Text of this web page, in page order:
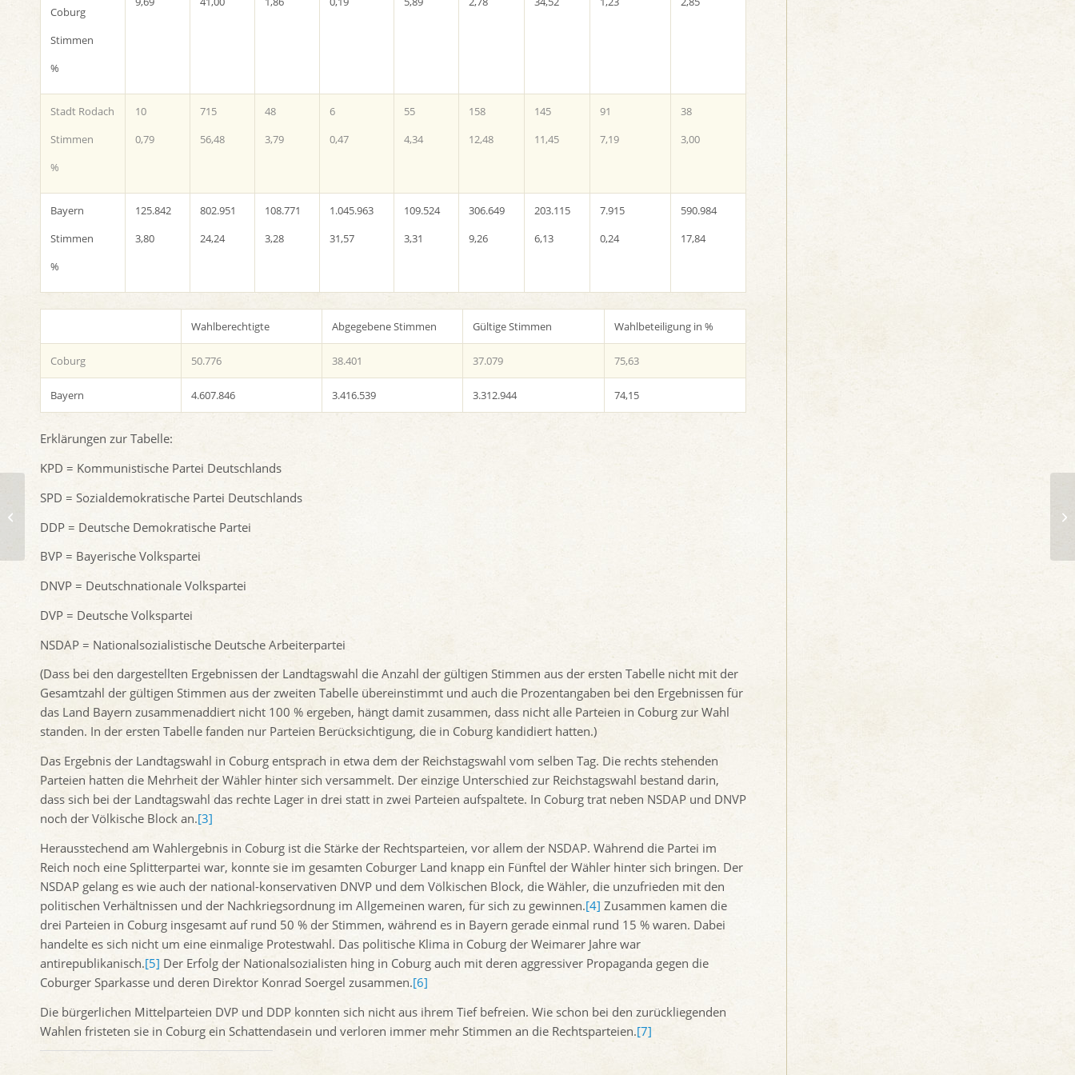
Coburg
Stimmen
%
Stadt Rodach
Stimmen
%
10
0,79
715
56,48
48
3,79
6
0,47
55
4,34
158
12,48
145
11,45
91
7,19
38
3,00
Bayern
Stimmen
%
125.842
3,80
802.951
24,24
108.771
3,28
1.045.963
31,57
109.524
3,31
306.649
9,26
203.115
6,13
7.915
0,24
590.984
17,84
Wahlberechtigte Abgegebene Stimmen Gültige Stimmen Wahlbeteiligung in %
Coburg 50.776 38.401 37.079 75,63
Bayern 4.607.846 3.416.539 3.312.944 74,15
Erklärungen zur Tabelle:
KPD = Kommunistische Partei Deutschlands
SPD = Sozialdemokratische Partei Deutschlands
DDP = Deutsche Demokratische Partei
BVP = Bayerische Volkspartei
DNVP = Deutschnationale Volkspartei
DVP = Deutsche Volkspartei
NSDAP = Nationalsozialistische Deutsche Arbeiterpartei
(Dass bei den dargestellten Ergebnissen der Landtagswahl die Anzahl der gültigen Stimmen aus der ersten Tabelle nicht mit der
Gesamtzahl der gültigen Stimmen aus der zweiten Tabelle übereinstimmt und auch die Prozentangaben bei den Ergebnissen für
das Land Bayern zusammenaddiert nicht 100 % ergeben, hängt damit zusammen, dass nicht alle Parteien in Coburg zur Wahl
standen. In der ersten Tabelle fanden nur Parteien Berücksichtigung, die in Coburg kandidiert hatten.)
Das Ergebnis der Landtagswahl in Coburg entsprach in etwa dem der Reichstagswahl vom selben Tag. Die rechts stehenden
Parteien hatten die Mehrheit der Wähler hinter sich versammelt. Der einzige Unterschied zur Reichstagswahl bestand darin,
dass sich bei der Landtagswahl das rechte Lager in drei statt in zwei Parteien aufspaltete. In Coburg trat neben NSDAP und DNVP
noch der Völkische Block an.[3]
Herausstechend am Wahlergebnis in Coburg ist die Stärke der Rechtsparteien, vor allem der NSDAP. Während die Partei im
Reich noch eine Splitterpartei war, konnte sie im gesamten Coburger Land knapp ein Fünftel der Wähler hinter sich bringen. Der
NSDAP gelang es wie auch der national-konservativen DNVP und dem Völkischen Block, die Wähler, die unzufrieden mit den
politischen Verhältnissen und der Nachkriegsordnung im Allgemeinen waren, für sich zu gewinnen.[4] Zusammen kamen die
drei Parteien in Coburg insgesamt auf rund 50 % der Stimmen, während es in Bayern gerade einmal rund 15 % waren. Dabei
handelte es sich nicht um eine einmalige Protestwahl. Das politische Klima in Coburg der Weimarer Jahre war
antirepublikanisch.[5] Der Erfolg der Nationalsozialisten hing in Coburg auch mit deren aggressiver Propaganda gegen die
Coburger Sparkasse und deren Direktor Konrad Soergel zusammen.[6]
Die bürgerlichen Mittelparteien DVP und DDP konnten sich nicht aus ihrem Tief befreien. Wie schon bei den zurückliegenden
Wahlen fristeten sie in Coburg ein Schattendasein und verloren immer mehr Stimmen an die Rechtsparteien.[7]